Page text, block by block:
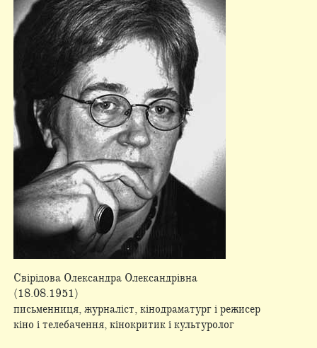
Свірідова Олександра Олександрівна
(18.08.1951)
письменниця, журналіст, кінодраматург і режисер
кіно і телебачення, кінокритик і культуролог